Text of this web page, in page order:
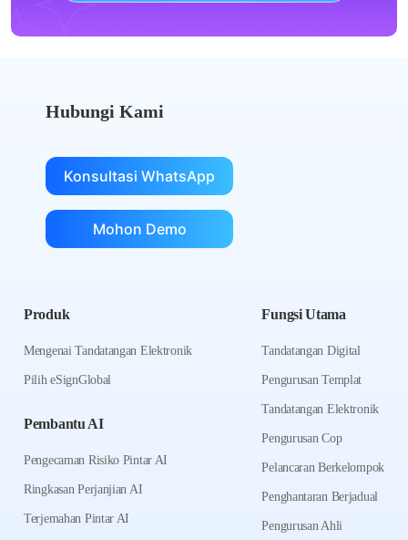
Hubungi Kami
Konsultasi WhatsApp
Mohon Demo
Produk
Mengenai Tandatangan Elektronik
Pilih eSignGlobal
Pembantu AI
Pengecaman Risiko Pintar AI
Ringkasan Perjanjian AI
Terjemahan Pintar AI
Fungsi Utama
Tandatangan Digital
Pengurusan Templat
Tandatangan Elektronik
Pengurusan Cop
Pelancaran Berkelompok
Penghantaran Berjadual
Pengurusan Ahli